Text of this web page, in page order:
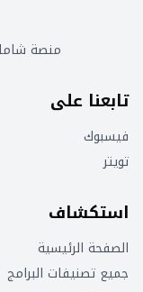
منصة
تابعنا على
فيسبوك
تويتر
استكشاف
الصفحة الرئيسية
جميع تصنيفات البرامج